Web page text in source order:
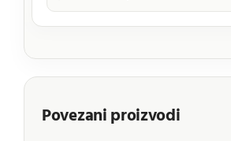
Povezani proizvodi